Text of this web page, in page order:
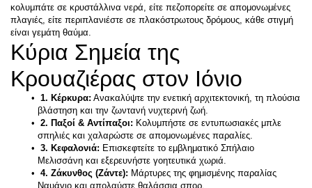
κολυμπάτε σε κρυστάλλινα νερά, είτε πεζοπορείτε σε απομονωμένες
πλαγιές, είτε περιπλανιέστε σε πλακόστρωτους δρόμους, κάθε στιγμή
Κύρια Σημεία της
Κρουαζιέρας στον Ιόνιο
1. Κέρκυρα: Ανακαλύψτε την ενετική αρχιτεκτονική, τη πλούσια
βλάστηση και την ζωντανή νυχτερινή ζωή.
2. Παξοί & Αντίπαξοι: Κολυμπήστε σε εντυπωσιακές μπλε
σπηλιές και χαλαρώστε σε απομονωμένες παραλίες.
3. Κεφαλονιά: Επισκεφτείτε το εμβληματικό Σπήλαιο
Μελισσάνη και εξερευνήστε γοητευτικά χωριά.
4. Ζάκυνθος (Ζάντε): Μάρτυρες της φημισμένης παραλίας
Ναυάγιο και απολαύστε θαλάσσια σπορ.